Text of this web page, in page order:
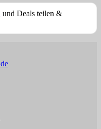
und Deals teilen &